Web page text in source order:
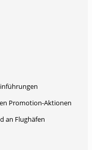
Promotion-Aktionen
an Flughäfen